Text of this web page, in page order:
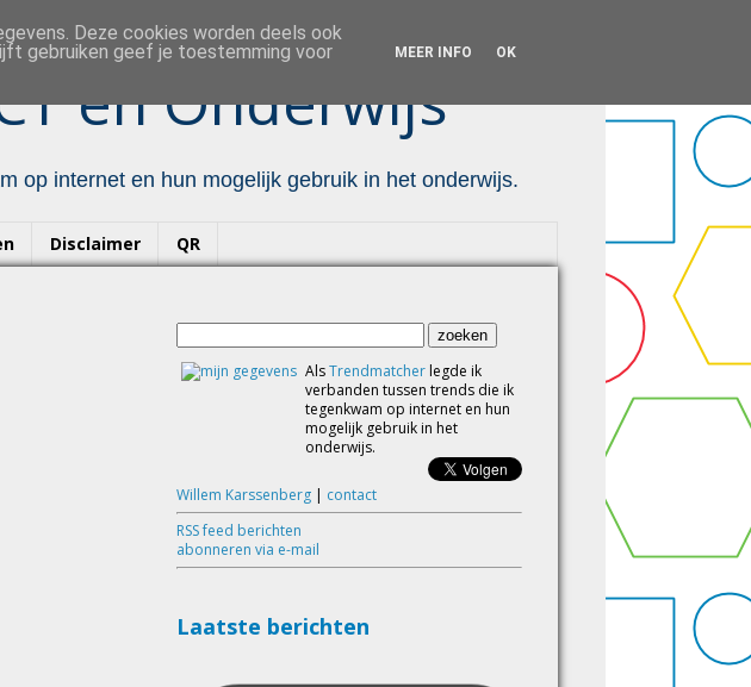
en Onderwijs ™
op internet en hun mogelijk gebruik in het onderwijs.
Disclaimer QR
AlsTrendmatcher legde ik
verbanden tussen trends die ik
tegenkwam op internet en hun
mogelijk gebruik in het
onderwijs.
Willem Karssenberg | contact
RSS feed berichten
abonneren via e-mail
Laatste berichten
Deze cookies worden deels ook
gebruiken geef je toestemming voor
MEER INFO OK